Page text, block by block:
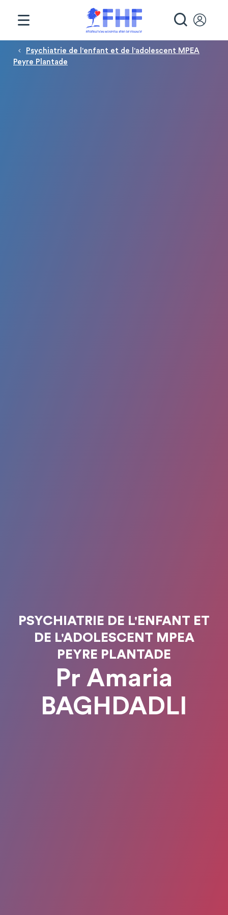
Fil d'Ariane
Psychiatrie de l'enfant et de l'adolescent MPEA
Peyre Plantade
PSYCHIATRIE DE L'ENFANT ET
DE L'ADOLESCENT MPEA
PEYRE PLANTADE
Pr Amaria
BAGHDADLI
Panneau de gestion des cookies